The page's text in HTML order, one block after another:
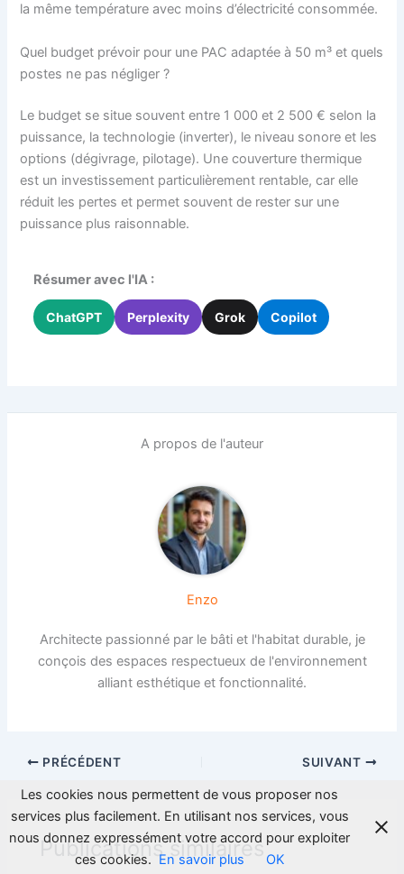
la même température avec moins d’électricité consommée.
Quel budget prévoir pour une PAC adaptée à 50 m³ et quels
postes ne pas négliger ?
Le budget se situe souvent entre 1 000 et 2 500 € selon la
puissance, la technologie (inverter), le niveau sonore et les
options (dégivrage, pilotage). Une couverture thermique
est un investissement particulièrement rentable, car elle
réduit les pertes et permet souvent de rester sur une
puissance plus raisonnable.
Résumer avec l'IA :
ChatGPT Perplexity Grok Copilot
A propos de l'auteur
Enzo
Architecte passionné par le bâti et l'habitat durable, je
conçois des espaces respectueux de l'environnement
alliant esthétique et fonctionnalité.
PRÉCÉDENT SUIVANT
Publications similaires
Les cookies nous permettent de vous proposer nos
services plus facilement. En utilisant nos services, vous
nous donnez expressément votre accord pour exploiter
ces cookies. En savoir plus OK